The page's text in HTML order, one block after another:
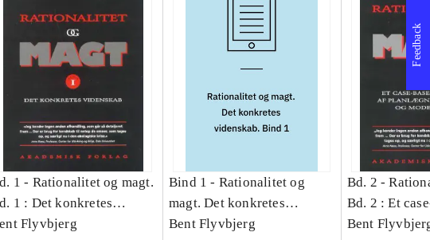
1 - Rationalitet og magt.
1 : Det konkretes
Flyvbjerg
Bind 1 - Rationalitet og
magt. Det konkretes
videnskab. Bind 1
Bent Flyvbjerg
Bd. 2 -
Bd. 2 : Et
studie af
Bent
Feedback